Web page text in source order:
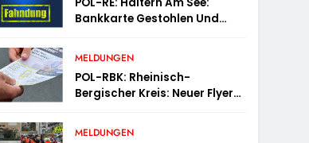
Bankkarte Gestohlen Und
Fotofahndung
MELDUNGEN
POL-RBK: Rheinisch-
Bergischer Kreis: Neuer Flyer
Angehörigen
MELDUNGEN